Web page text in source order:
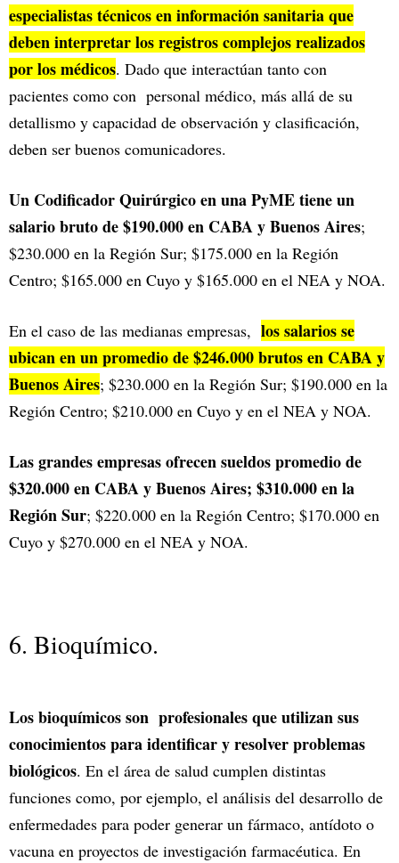
especialistas técnicos en información sanitaria que
deben interpretar los registros complejos realizados
por los médicos. Dado que interactúan tanto con
pacientes como con personal médico, más allá de su
detallismo y capacidad de observación y clasificación,
deben ser buenos comunicadores.
Un Codificador Quirúrgico en una PyME tiene un
salario bruto de $190.000 en CABA y Buenos Aires;
$230.000 en la Región Sur; $175.000 en la Región
Centro; $165.000 en Cuyo y $165.000 en el NEA y NOA.
En el caso de las medianas empresas, los salarios se
ubican en un promedio de $246.000 brutos en CABA y
Buenos Aires; $230.000 en la Región Sur; $190.000 en la
Región Centro; $210.000 en Cuyo y en el NEA y NOA.
Las grandes empresas ofrecen sueldos promedio de
$320.000 en CABA y Buenos Aires; $310.000 en la
Región Sur; $220.000 en la Región Centro; $170.000 en
Cuyo y $270.000 en el NEA y NOA.
6. Bioquímico.
Los bioquímicos son profesionales que utilizan sus
conocimientos para identificar y resolver problemas
biológicos. En el área de salud cumplen distintas
funciones como, por ejemplo, el análisis del desarrollo de
enfermedades para poder generar un fármaco, antídoto o
vacuna en proyectos de investigación farmacéutica. En